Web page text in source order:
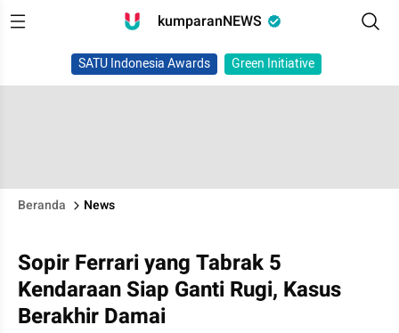
kumparanNEWS
SATU Indonesia Awards Green Initiative
Beranda News
Sopir Ferrari yang Tabrak 5
Kendaraan Siap Ganti Rugi, Kasus
Berakhir Damai